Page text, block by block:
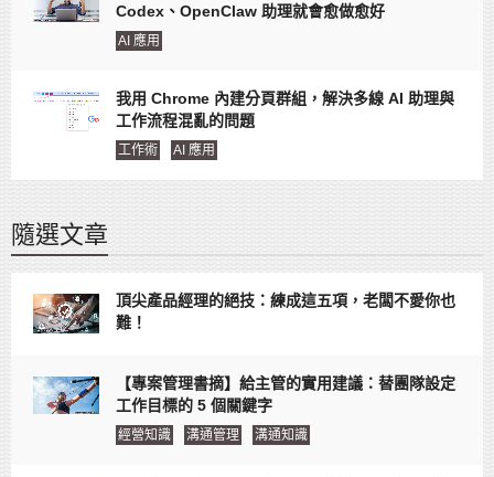
Codex、OpenClaw 助理就會愈做愈好
AI 應用
我用 Chrome 內建分頁群組，解決多線 AI 助理與
工作流程混亂的問題
工作術 AI 應用
隨選文章
頂尖產品經理的絕技：練成這五項，老闆不愛你也
難！
【專案管理書摘】給主管的實用建議：替團隊設定
工作目標的 5 個關鍵字
經營知識 溝通管理 溝通知識